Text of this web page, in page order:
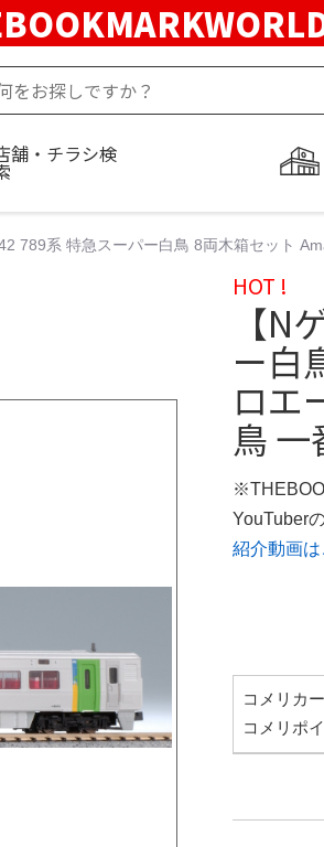
舗・チラシ検
789系 特急スーパー白鳥 8両木箱セット
HOT !
【N
ー白
ロエ
鳥
YouTuber
紹介動画は
コメリカ
コメリポ